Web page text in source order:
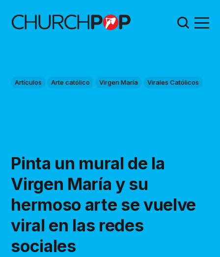
Artículos Arte católico Virgen María Virales Católicos
Pinta un mural de la
Virgen María y su
hermoso arte se vuelve
viral en las redes
sociales